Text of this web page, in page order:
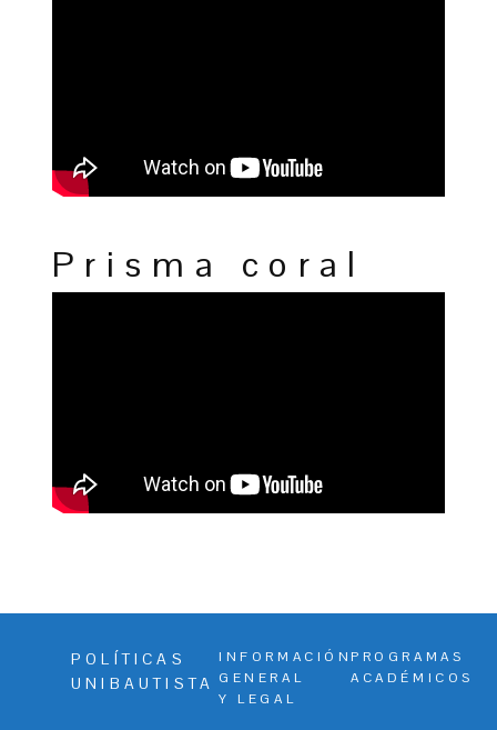
Prisma coral
POLÍTICAS
UNIBAUTISTA
INFORMACIÓN
GENERAL
Y LEGAL
PROGRAMAS
ACADÉMICOS